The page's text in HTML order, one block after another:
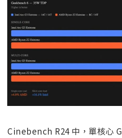
Cinebench R24 中，單核心